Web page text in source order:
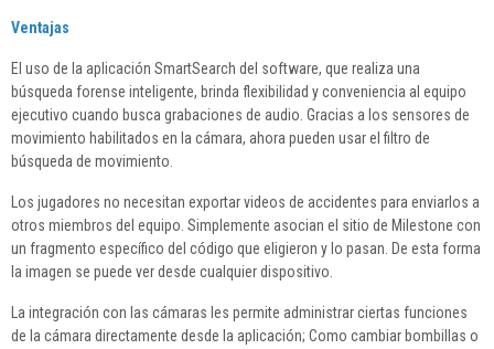
Ventajas
El uso de la aplicación SmartSearch del software, que realiza una
búsqueda forense inteligente, brinda flexibilidad y conveniencia al equipo
ejecutivo cuando busca grabaciones de audio. Gracias a los sensores de
movimiento habilitados en la cámara, ahora pueden usar el filtro de
búsqueda de movimiento.
Los jugadores no necesitan exportar videos de accidentes para enviarlos a
otros miembros del equipo. Simplemente asocian el sitio de Milestone con
un fragmento específico del código que eligieron y lo pasan. De esta forma
la imagen se puede ver desde cualquier dispositivo.
La integración con las cámaras les permite administrar ciertas funciones
de la cámara directamente desde la aplicación; Como cambiar bombillas o